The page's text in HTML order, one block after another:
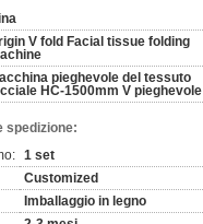
V fold Facial tissue folding
pieghevole del tessuto
HC-1500mm V pieghevole
spedizione:
1 set
Customized
Imballaggio in legno